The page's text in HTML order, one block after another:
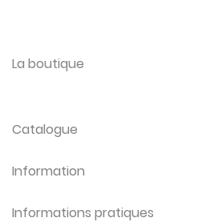
La boutique
Catalogue
Information
Informations pratiques